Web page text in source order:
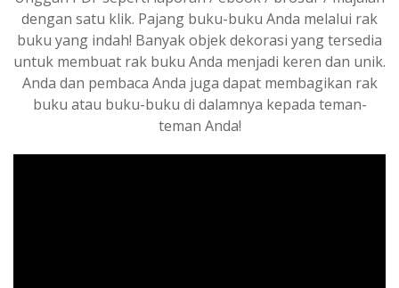
dengan satu klik. Pajang buku-buku Anda melalui rak
buku yang indah! Banyak objek dekorasi yang tersedia
untuk membuat rak buku Anda menjadi keren dan unik.
Anda dan pembaca Anda juga dapat membagikan rak
buku atau buku-buku di dalamnya kepada teman-
teman Anda!